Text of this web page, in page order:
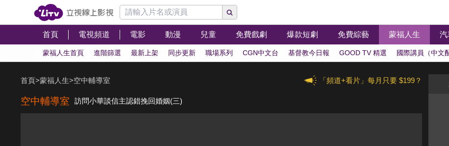
首頁 電視頻道 電影 動漫 兒童 免費戲劇 爆款短劇 免費綜藝 蒙福人生 汽
蒙福人生首頁 進階篩選 最新上架 同步更新 職場系列 CGN中文台 基督教今日報 GOOD TV 精選 國際講員（中文
「頻道+看片」每月只要 $199？
首頁>蒙福人生>空中輔導室
空中輔導室 訪問小華談信主認錯挽回婚姻(三)